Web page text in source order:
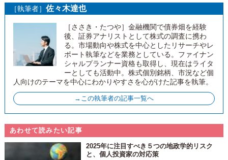
［執筆者］ 佐々木達也
［ささき・たつや］金融機関で債券畑を経験
後、証券アナリストとして株式の調査に携わ
る。市場動向や株式を中心としたリサーチやレ
ポート執筆などを業務としている。ファイナン
シャルプランナー資格も取得し、現在はライタ
ーとしても活動中。株式個別銘柄、市況など個
人向けのテーマを中心にわかりやすさを心がけた記事を執筆。
→この執筆者の記事一覧へ
あわせて読みたい記事
2025年に注目すべき５つの地政学的リスク
と、個人投資家の対応策